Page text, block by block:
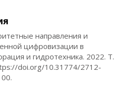
направления и
цифровизации в
и гидротехника. 2022. Т.
doi.org/10.31774/2712-